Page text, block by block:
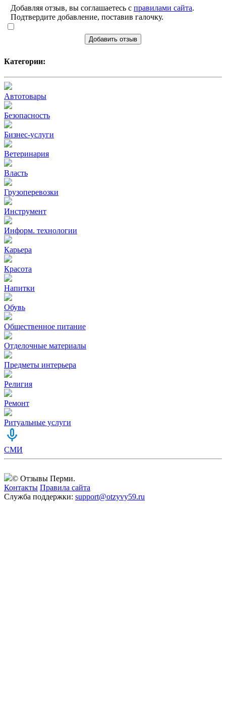
Добавляя отзыв, вы соглашаетесь с правилами сайта.
Подтвердите добавление, поставив галочку.
Добавить отзыв
Категории:
Автотовары
Безопасность
Бизнес-услуги
Ветеринария
Власть
Грузоперевозки
Инструмент
Информ. технологии
Карьера
Красота
Напитки
Обувь
Общественное питание
Отделочные материалы
Предметы интерьера
Религия
Ремонт
Ритуальные услуги
СМИ
© Отзывы Перми.
Контакты Правила сайта
Служба поддержки: support@otzyvy59.ru